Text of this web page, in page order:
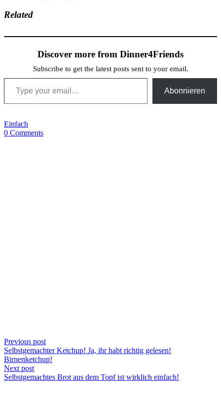
Related
Discover more from Dinner4Friends
Subscribe to get the latest posts sent to your email.
Type your email…
Abonnieren
Einfach
0 Comments
Previous post
Selbstgemachter Ketchup! Ja, ihr habt richtig gelesen!
Birnenketchup!
Next post
Selbstgemachtes Brot aus dem Topf ist wirklich einfach!